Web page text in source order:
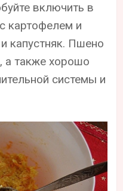
включить в
картофелем и
капустняк. Пшено
, а также хорошо
системы и